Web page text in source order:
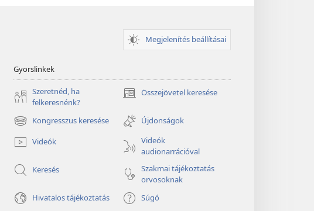
Megjelenítés beállításai
Gyorslinkek
Szeretnéd, ha
felkeresnénk?
Összejövetel keresése
(opens
window)
Kongresszus keresése
(opens
new
window)
Újdonságok
Videók
Videók
audionarrációval
Keresés
Szakmai tájékoztatás
orvosoknak
Hivatalos tájékoztatás
Súgó